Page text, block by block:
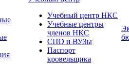
Учебный центр НКС
Учебные центры
членов НКС
СПО и ВУЗы
Паспорт
кровельщика